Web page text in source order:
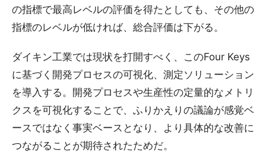
の指標で最高レベルの評価を得たとしても、その他の
指標のレベルが低ければ、総合評価は下がる。
ダイキン工業では現状を打開すべく、このFour Keys
に基づく開発プロセスの可視化、測定ソリューション
を導入する。開発プロセスや生産性の定量的なメトリ
クスを可視化することで、ふりかえりの議論が感覚ベ
ースではなく事実ベースとなり、より具体的な改善に
つながることが期待されたためだ。